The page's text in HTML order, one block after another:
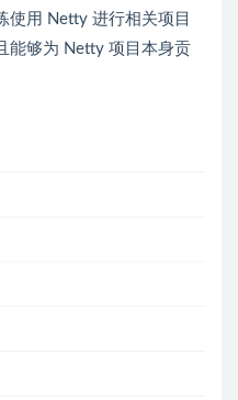
使用 Netty 进行相关项目
能够为 Netty 项目本身贡